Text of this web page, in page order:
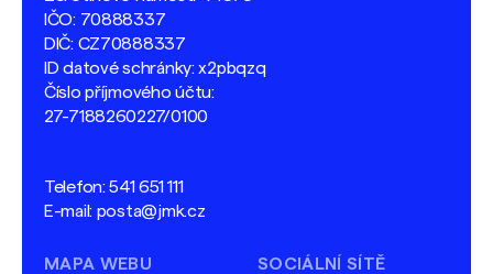
IČO: 70888337
DIČ: CZ70888337
ID datové schránky: x2pbqzq
Číslo příjmového účtu:
27-7188260227/0100
Telefon:541 651 111
E-mail: posta@jmk.cz
MAPA WEBU SOCIÁLNÍ SÍTĚ